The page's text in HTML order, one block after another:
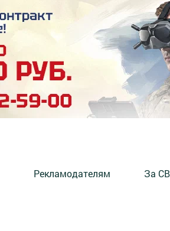
Рекламодателям За